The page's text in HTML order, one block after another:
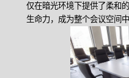
仅在暗光环境下提供了柔和
生命力，成为整个会议空间